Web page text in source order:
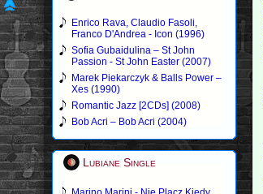
Enrico Rava, Claudio Fasoli,
Franco D'Andrea - Icon (1996)
Sofia Gubaidulina – St John
Passion - St John Easter (2007)
Marek Piekarczyk & Balls Power –
Xes (1990)
Romantic Jazz [2CDs] (2008)
Bob Acri – Bob Acri (2004)
Lubiane Single